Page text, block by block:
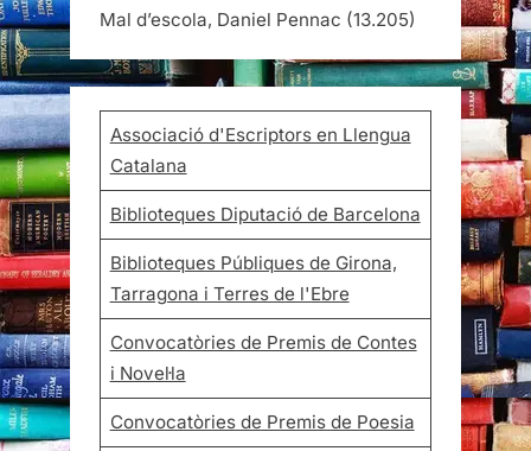
Mal d’escola, Daniel Pennac (13.205)
Associació d'Escriptors en Llengua
Catalana
Biblioteques Diputació de Barcelona
Biblioteques Públiques de Girona,
Tarragona i Terres de l'Ebre
Convocatòries de Premis de Contes
i Novel·la
Convocatòries de Premis de Poesia